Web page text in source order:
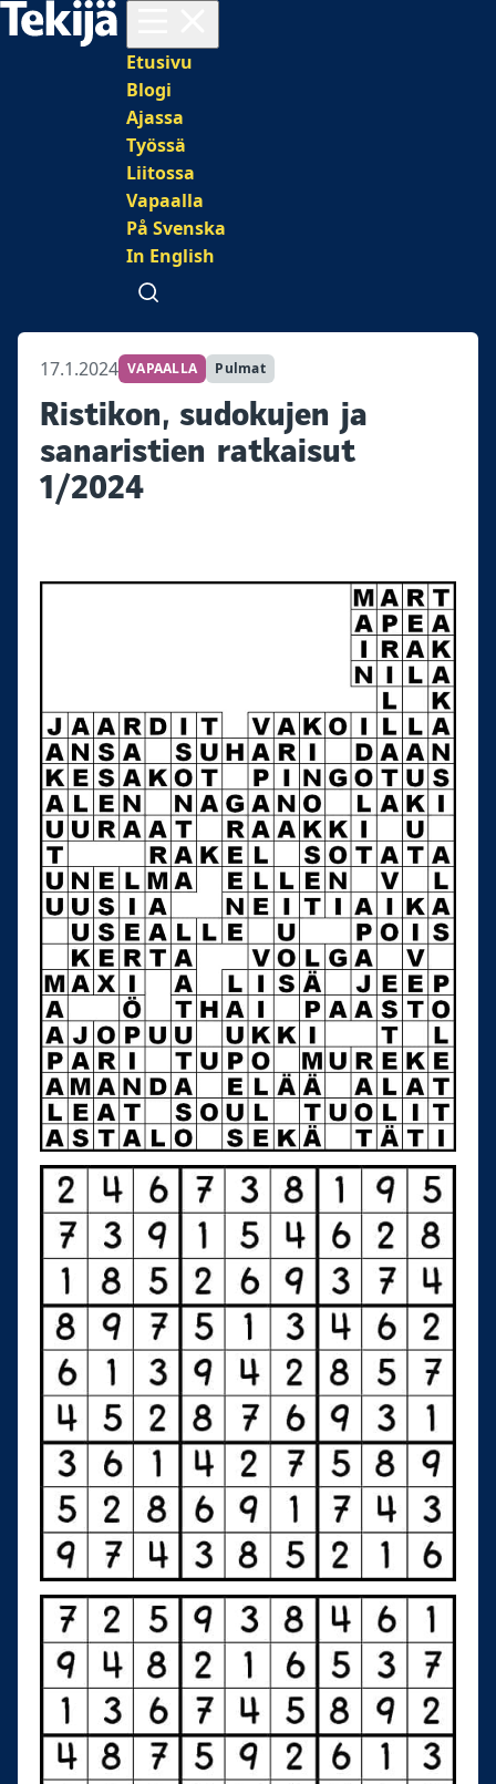
Päävalikko
Etusivu
Blogi
Ajassa
Työssä
Liitossa
Vapaalla
På Svenska
In English
Avaa haku
17.1.2024 VAPAALLA Pulmat
Ristikon, sudokujen ja
sanaristien ratkaisut
1/2024